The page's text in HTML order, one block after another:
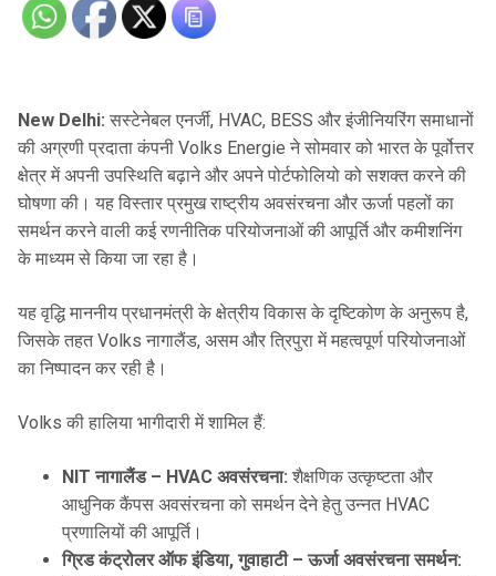
New Delhi: सस्टेनेबल एनर्जी, HVAC, BESS और इंजीनियरिंग समाधानों
की अग्रणी प्रदाता कंपनी Volks Energie ने सोमवार को भारत के पूर्वोत्तर
क्षेत्र में अपनी उपस्थिति बढ़ाने और अपने पोर्टफोलियो को सशक्त करने की
घोषणा की। यह विस्तार प्रमुख राष्ट्रीय अवसंरचना और ऊर्जा पहलों का
समर्थन करने वाली कई रणनीतिक परियोजनाओं की आपूर्ति और कमीशनिंग
के माध्यम से किया जा रहा है।
यह वृद्धि माननीय प्रधानमंत्री के क्षेत्रीय विकास के दृष्टिकोण के अनुरूप है,
जिसके तहत Volks नागालैंड, असम और त्रिपुरा में महत्वपूर्ण परियोजनाओं
का निष्पादन कर रही है।
Volks की हालिया भागीदारी में शामिल हैं:
NIT नागालैंड – HVAC अवसंरचना: शैक्षणिक उत्कृष्टता और
आधुनिक कैंपस अवसंरचना को समर्थन देने हेतु उन्नत HVAC
प्रणालियों की आपूर्ति।
ग्रिड कंट्रोलर ऑफ इंडिया, गुवाहाटी – ऊर्जा अवसंरचना समर्थन: